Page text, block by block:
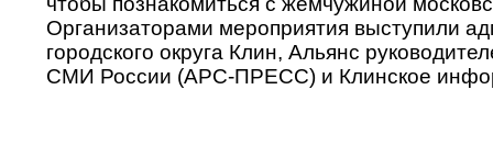
Организаторами мероприятия выступили
городского округа Клин, Альянс
СМИ России (АРС-ПРЕСС) и Клинское